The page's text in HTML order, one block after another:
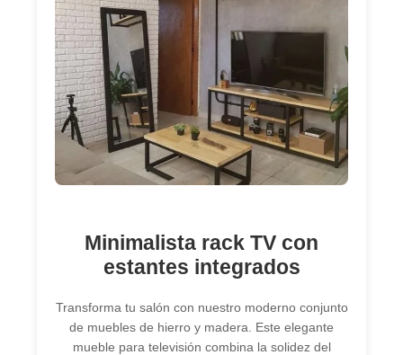
Minimalista rack TV con
estantes integrados
Transforma tu salón con nuestro moderno conjunto
de muebles de hierro y madera. Este elegante
mueble para televisión combina la solidez del